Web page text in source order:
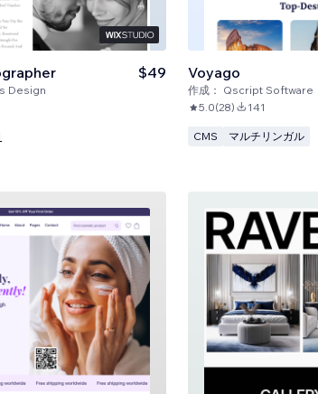
Design
$49 Voyago
作成： Qscript Software
5.0(28) 141
CMS マルチリンガル